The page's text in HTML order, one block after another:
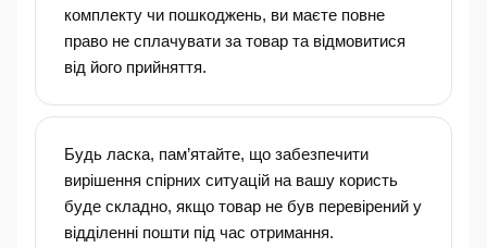
комплекту чи пошкоджень, ви маєте повне
право не сплачувати за товар та відмовитися
від його прийняття.
Будь ласка, пам’ятайте, що забезпечити
вирішення спірних ситуацій на вашу користь
буде складно, якщо товар не був перевірений у
відділенні пошти під час отримання.